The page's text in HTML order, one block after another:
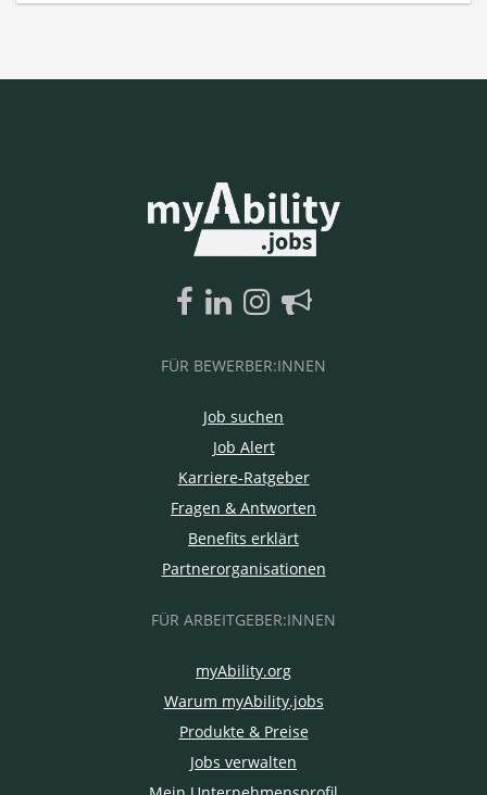
FÜR BEWERBER:INNEN
Job suchen
Job Alert
Karriere-Ratgeber
Fragen & Antworten
Benefits erklärt
Partnerorganisationen
FÜR ARBEITGEBER:INNEN
myAbility.org
Warum myAbility.jobs
Produkte & Preise
Jobs verwalten